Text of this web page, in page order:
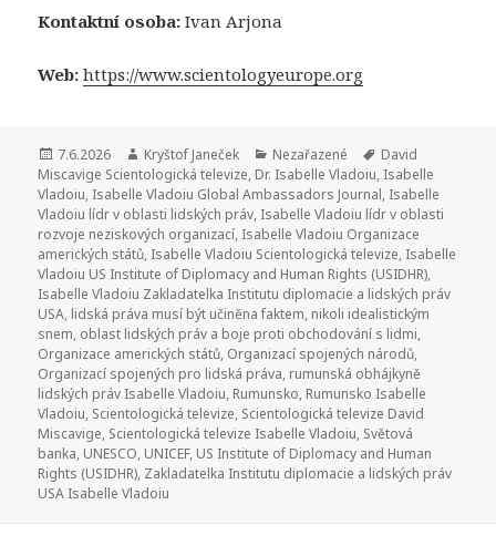
Kontaktní osoba: Ivan Arjona
Web: https://www.scientologyeurope.org
Publikováno:
7.6.2026 Autor:
Kryštof Janeček Rubriky:
Nezařazené Štítky:
David
Miscavige Scientologická televize, Dr. Isabelle Vladoiu, Isabelle
Vladoiu, Isabelle Vladoiu Global Ambassadors Journal, Isabelle
Vladoiu lídr v oblasti lidských práv, Isabelle Vladoiu lídr v oblasti
rozvoje neziskových organizací, Isabelle Vladoiu Organizace
amerických států, Isabelle Vladoiu Scientologická televize, Isabelle
Vladoiu US Institute of Diplomacy and Human Rights (USIDHR),
Isabelle Vladoiu Zakladatelka Institutu diplomacie a lidských práv
USA, lidská práva musí být učiněna faktem, nikoli idealistickým
snem, oblast lidských práv a boje proti obchodování s lidmi,
Organizace amerických států, Organizací spojených národů,
Organizací spojených pro lidská práva, rumunská obhájkyně
lidských práv Isabelle Vladoiu, Rumunsko, Rumunsko Isabelle
Vladoiu, Scientologická televize, Scientologická televize David
Miscavige, Scientologická televize Isabelle Vladoiu, Světová
banka, UNESCO, UNICEF, US Institute of Diplomacy and Human
Rights (USIDHR), Zakladatelka Institutu diplomacie a lidských práv
USA Isabelle Vladoiu